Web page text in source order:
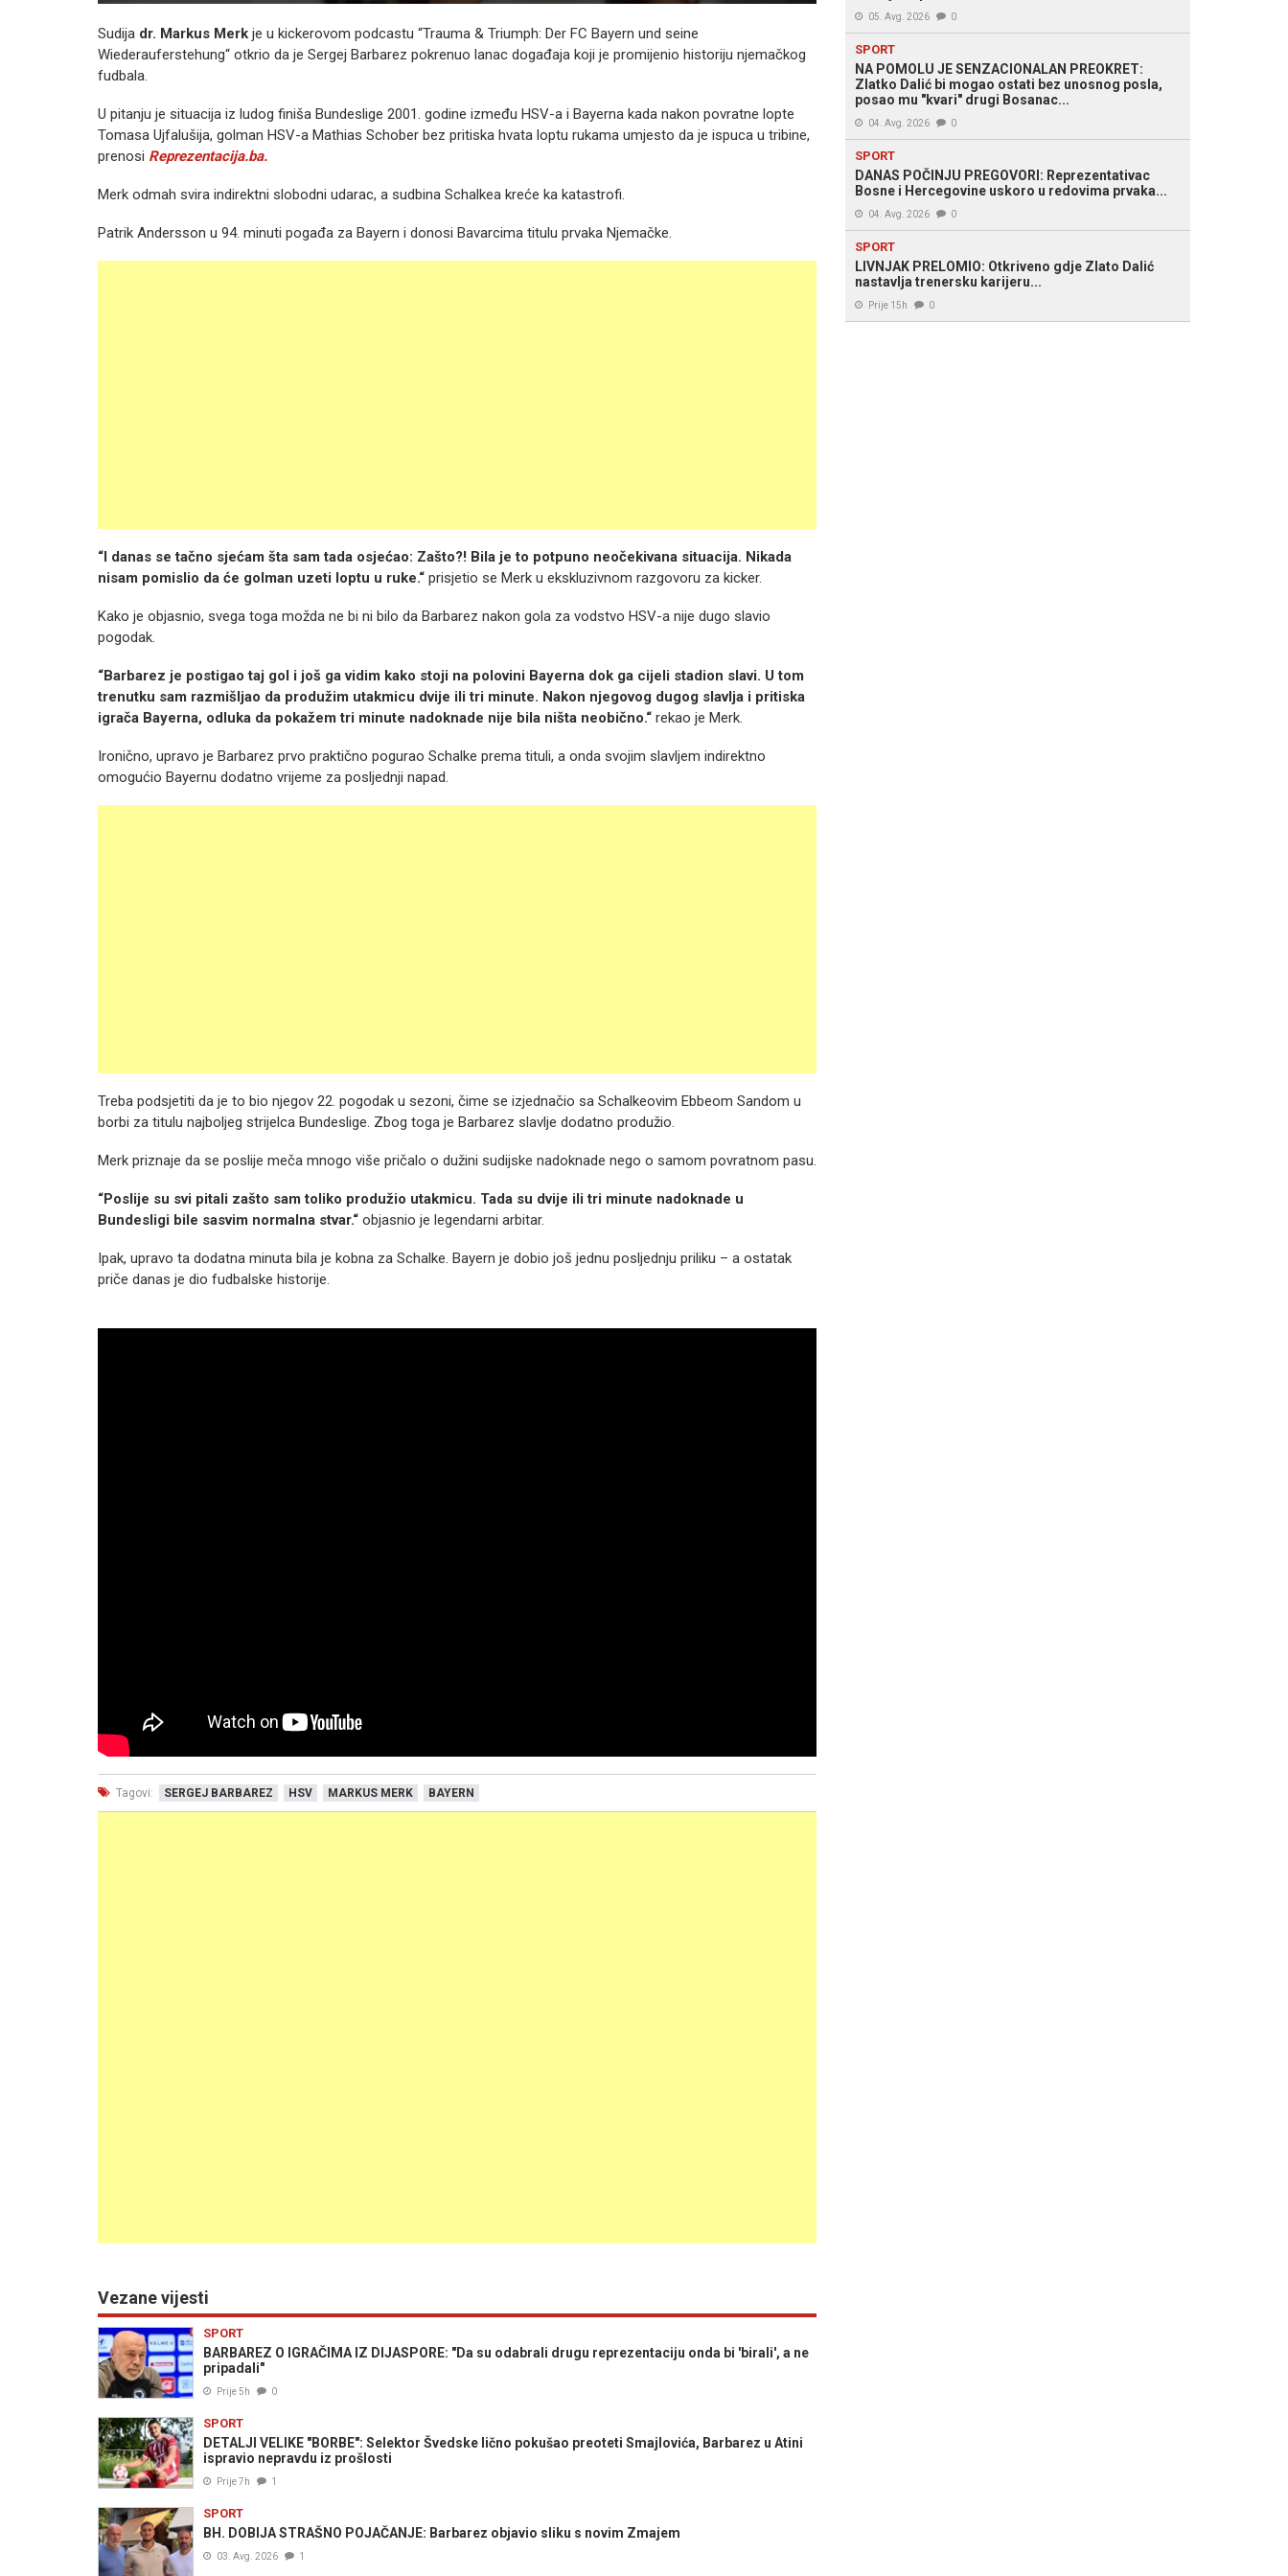
Sudija dr. Markus Merk je u kickerovom podcastu “Trauma & Triumph: Der FC Bayern und seine
Wiederauferstehung“ otkrio da je Sergej Barbarez pokrenuo lanac događaja koji je promijenio historiju njemačkog
fudbala.
U pitanju je situacija iz ludog finiša Bundeslige 2001. godine između HSV-a i Bayerna kada nakon povratne lopte
Tomasa Ujfalušija, golman HSV-a Mathias Schober bez pritiska hvata loptu rukama umjesto da je ispuca u tribine,
prenosi Reprezentacija.ba.
Merk odmah svira indirektni slobodni udarac, a sudbina Schalkea kreće ka katastrofi.
Patrik Andersson u 94. minuti pogađa za Bayern i donosi Bavarcima titulu prvaka Njemačke.
“I danas se tačno sjećam šta sam tada osjećao: Zašto?! Bila je to potpuno neočekivana situacija. Nikada
nisam pomislio da će golman uzeti loptu u ruke.“ prisjetio se Merk u ekskluzivnom razgovoru za kicker.
Kako je objasnio, svega toga možda ne bi ni bilo da Barbarez nakon gola za vodstvo HSV-a nije dugo slavio
pogodak.
“Barbarez je postigao taj gol i još ga vidim kako stoji na polovini Bayerna dok ga cijeli stadion slavi. U tom
trenutku sam razmišljao da produžim utakmicu dvije ili tri minute. Nakon njegovog dugog slavlja i pritiska
igrača Bayerna, odluka da pokažem tri minute nadoknade nije bila ništa neobično.“ rekao je Merk.
Ironično, upravo je Barbarez prvo praktično pogurao Schalke prema tituli, a onda svojim slavljem indirektno
omogućio Bayernu dodatno vrijeme za posljednji napad.
Treba podsjetiti da je to bio njegov 22. pogodak u sezoni, čime se izjednačio sa Schalkeovim Ebbeom Sandom u
borbi za titulu najboljeg strijelca Bundeslige. Zbog toga je Barbarez slavlje dodatno produžio.
Merk priznaje da se poslije meča mnogo više pričalo o dužini sudijske nadoknade nego o samom povratnom pasu.
“Poslije su svi pitali zašto sam toliko produžio utakmicu. Tada su dvije ili tri minute nadoknade u
Bundesligi bile sasvim normalna stvar.“ objasnio je legendarni arbitar.
Ipak, upravo ta dodatna minuta bila je kobna za Schalke. Bayern je dobio još jednu posljednju priliku – a ostatak
priče danas je dio fudbalske historije.
Tagovi: SERGEJ BARBAREZ HSV MARKUS MERK BAYERN
Vezane vijesti
SPORT
BARBAREZ O IGRAČIMA IZ DIJASPORE: "Da su odabrali drugu reprezentaciju onda bi 'birali', a ne
pripadali"
Prije 5h 0
SPORT
DETALJI VELIKE "BORBE": Selektor Švedske lično pokušao preoteti Smajlovića, Barbarez u Atini
ispravio nepravdu iz prošlosti
Prije 7h 1
SPORT
BH. DOBIJA STRAŠNO POJAČANJE: Barbarez objavio sliku s novim Zmajem
03. Avg. 2026 1
05. Avg. 2026 0
SPORT
NA POMOLU JE SENZACIONALAN PREOKRET:
Zlatko Dalić bi mogao ostati bez unosnog posla,
posao mu "kvari" drugi Bosanac...
04. Avg. 2026 0
SPORT
DANAS POČINJU PREGOVORI: Reprezentativac
Bosne i Hercegovine uskoro u redovima prvaka...
04. Avg. 2026 0
SPORT
LIVNJAK PRELOMIO: Otkriveno gdje Zlato Dalić
nastavlja trenersku karijeru...
Prije 15h 0